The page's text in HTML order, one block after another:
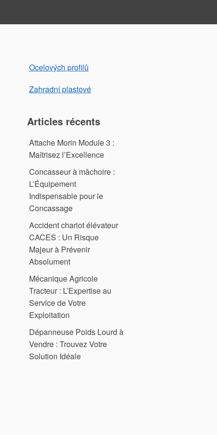
Ocelových profilů
Zahradní plastové
Articles récents
Attache Morin Module 3 :
Maîtrisez l’Excellence
Concasseur à mâchoire :
L’Équipement
Indispensable pour le
Concassage
Accident chariot élévateur
CACES : Un Risque
Majeur à Prévenir
Absolument
Mécanique Agricole
Tracteur : L’Expertise au
Service de Votre
Exploitation
Dépanneuse Poids Lourd à
Vendre : Trouvez Votre
Solution Idéale